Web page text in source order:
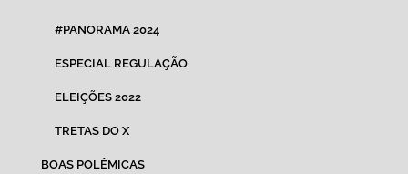
#PANORAMA 2024
ESPECIAL REGULAÇÃO
ELEIÇÕES 2022
TRETAS DO X
BOAS POLÊMICAS